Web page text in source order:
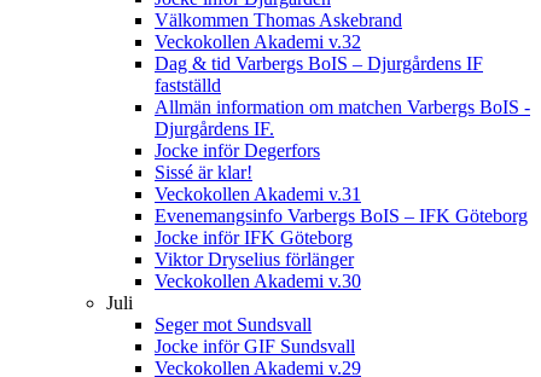
Välkommen Thomas Askebrand
Veckokollen Akademi v.32
Dag & tid Varbergs BoIS – Djurgårdens IF
fastställd
Allmän information om matchen Varbergs BoIS -
Djurgårdens IF.
Jocke inför Degerfors
Sissé är klar!
Veckokollen Akademi v.31
Evenemangsinfo Varbergs BoIS – IFK Göteborg
Jocke inför IFK Göteborg
Viktor Dryselius förlänger
Veckokollen Akademi v.30
Juli
Seger mot Sundsvall
Jocke inför GIF Sundsvall
Veckokollen Akademi v.29